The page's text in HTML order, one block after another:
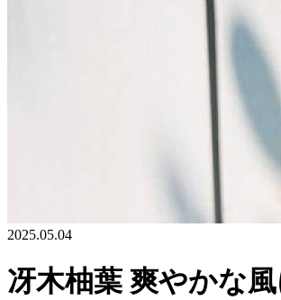
2025.05.04
冴木柚葉 爽やかな